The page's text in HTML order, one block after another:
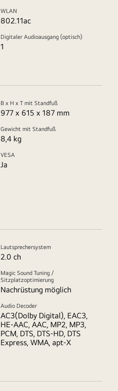
WLAN
802.11ac
Digitaler Audioausgang (optisch)
1
B x H x T mit Standfuß
977 x 615 x 187 mm
Gewicht mit Standfuß
8,4 kg
VESA
Ja
Lautsprechersystem
2.0 ch
Magic Sound Tuning /
Sitzplatzoptimierung
Nachrüstung möglich
Audio Decoder
AC3(Dolby Digital), EAC3,
HE-AAC, AAC, MP2, MP3,
PCM, DTS, DTS-HD, DTS
Express, WMA, apt-X